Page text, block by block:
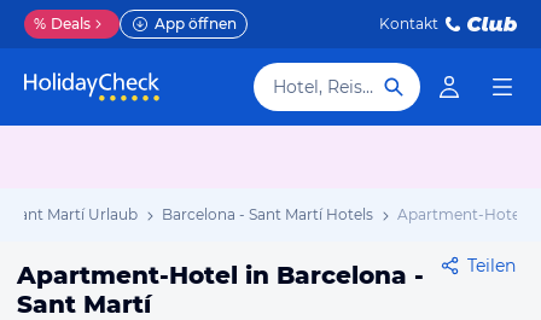
% Deals App öffnen Kontakt
Hotel, Reiseziel
Sant Martí Urlaub Barcelona - Sant Martí Hotels Apartment-Hotel
Apartment-Hotel in Barcelona -
Sant Martí
Teilen